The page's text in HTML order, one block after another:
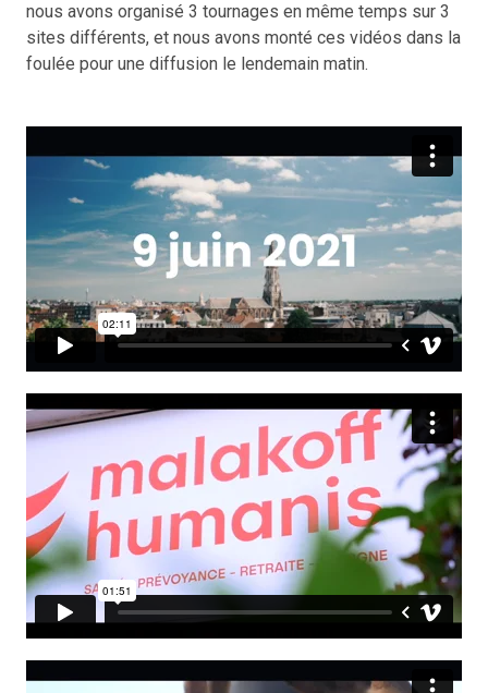
nous avons organisé 3 tournages en même temps sur 3
sites différents, et nous avons monté ces vidéos dans la
foulée pour une diffusion le lendemain matin.